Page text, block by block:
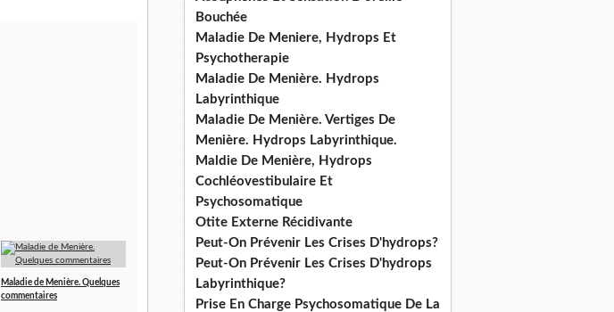
Maladie de Menière. Quelques
commentaires
Bouchée
Maladie De Meniere, Hydrops Et
Psychotherapie
Maladie De Menière. Hydrops
Labyrinthique
Maladie De Menière. Vertiges De
Menière. Hydrops Labyrinthique.
Maldie De Menière, Hydrops
Cochléovestibulaire Et
Psychosomatique
Otite Externe Récidivante
Peut-On Prévenir Les Crises D'hydrops?
Peut-On Prévenir Les Crises D'hydrops
Labyrinthique?
Prise En Charge Psychosomatique De La